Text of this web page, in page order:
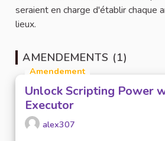
seraient en charge d'établir chaque
lieux.
AMENDEMENTS (1)
Amendement
Unlock Scripting Power
Executor
alex307